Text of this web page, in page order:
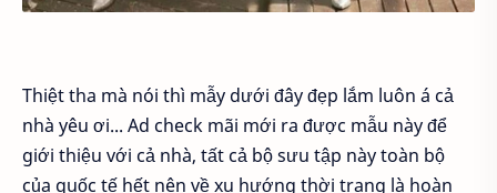
Thiệt tha mà nói thì mẫy dưới đây đẹp lắm luôn á cả
nhà yêu ơi... Ad check mãi mới ra được mẫu này để
giới thiệu với cả nhà, tất cả bộ sưu tập này toàn bộ
của quốc tế hết nên về xu hướng thời trang là hoàn